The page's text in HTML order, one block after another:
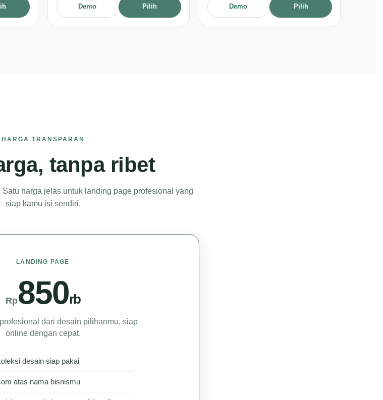
Demo Pilih Demo Pilih
HARGA TRANSPARAN
tanpa ribet
harga jelas untuk landing page profesional yang
siap kamu isi sendiri.
LANDING PAGE
Rp850rb
dari desain pilihanmu, siap
online dengan cepat.
desain siap pakai
atas nama bisnismu